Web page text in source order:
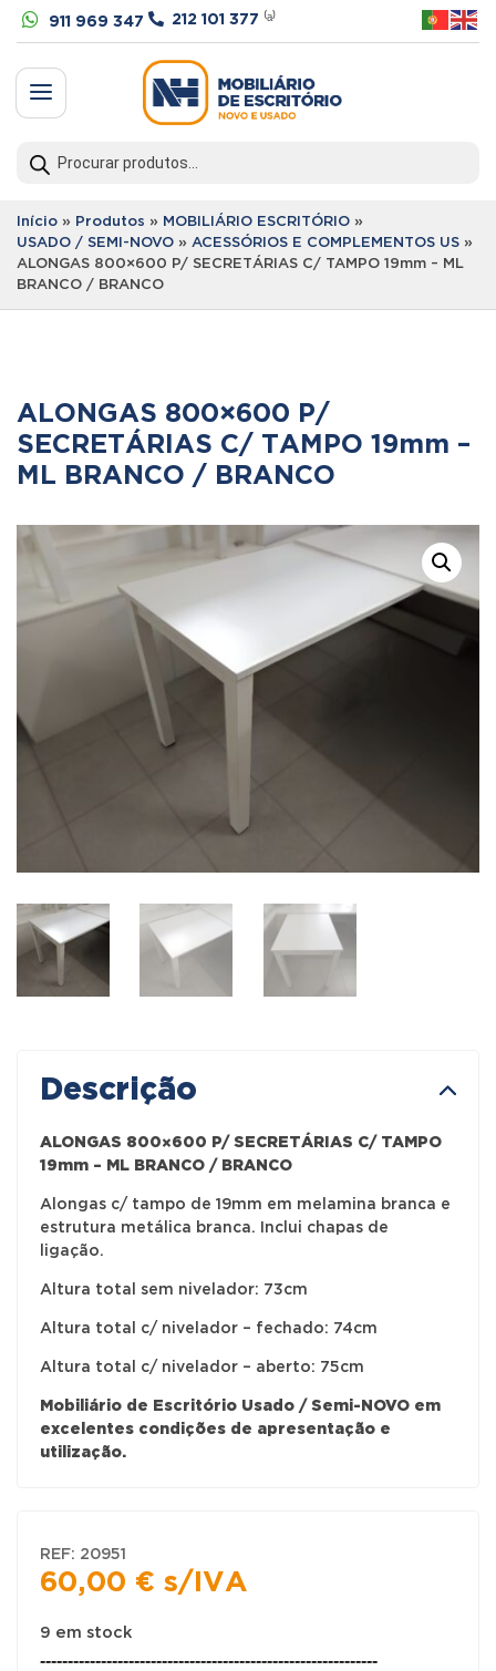
 911 969 347  212 101 377 ⁽ᵃ⁾
a
search
Início » Produtos » MOBILIÁRIO ESCRITÓRIO »
USADO / SEMI-NOVO » ACESSÓRIOS E COMPLEMENTOS US »
ALONGAS 800×600 P/ SECRETÁRIAS C/ TAMPO 19mm – ML
BRANCO / BRANCO
ALONGAS 800×600 P/
SECRETÁRIAS C/ TAMPO 19mm –
ML BRANCO / BRANCO
Descrição
ALONGAS 800×600 P/ SECRETÁRIAS C/ TAMPO
19mm – ML BRANCO / BRANCO
Alongas c/ tampo de 19mm em melamina branca e
estrutura metálica branca. Inclui chapas de
ligação.
Altura total sem nivelador: 73cm
Altura total c/ nivelador – fechado: 74cm
Altura total c/ nivelador – aberto: 75cm
Mobiliário de Escritório Usado / Semi-NOVO em
excelentes condições de apresentação e
utilização.
REF: 20951
60,00 € s/IVA
9 em stock
-------------------------------------------------------------